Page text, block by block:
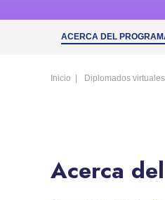
ACERCA DEL
Inicio Diplomados virtuales
Acerca